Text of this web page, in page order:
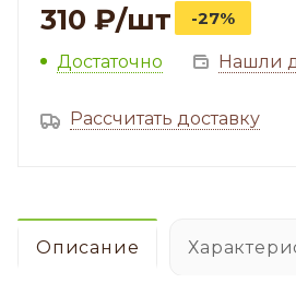
310 ₽/шт -27%
Достаточно Нашли
Рассчитать доставку
Описание